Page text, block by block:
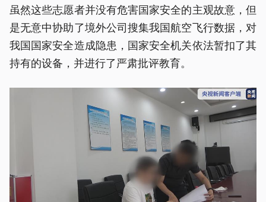
虽然这些志愿者并没有危害国家安全的主观故意，但
是无意中协助了境外公司搜集我国航空飞行数据，对
我国国家安全造成隐患，国家安全机关依法暂扣了其
持有的设备，并进行了严肃批评教育。